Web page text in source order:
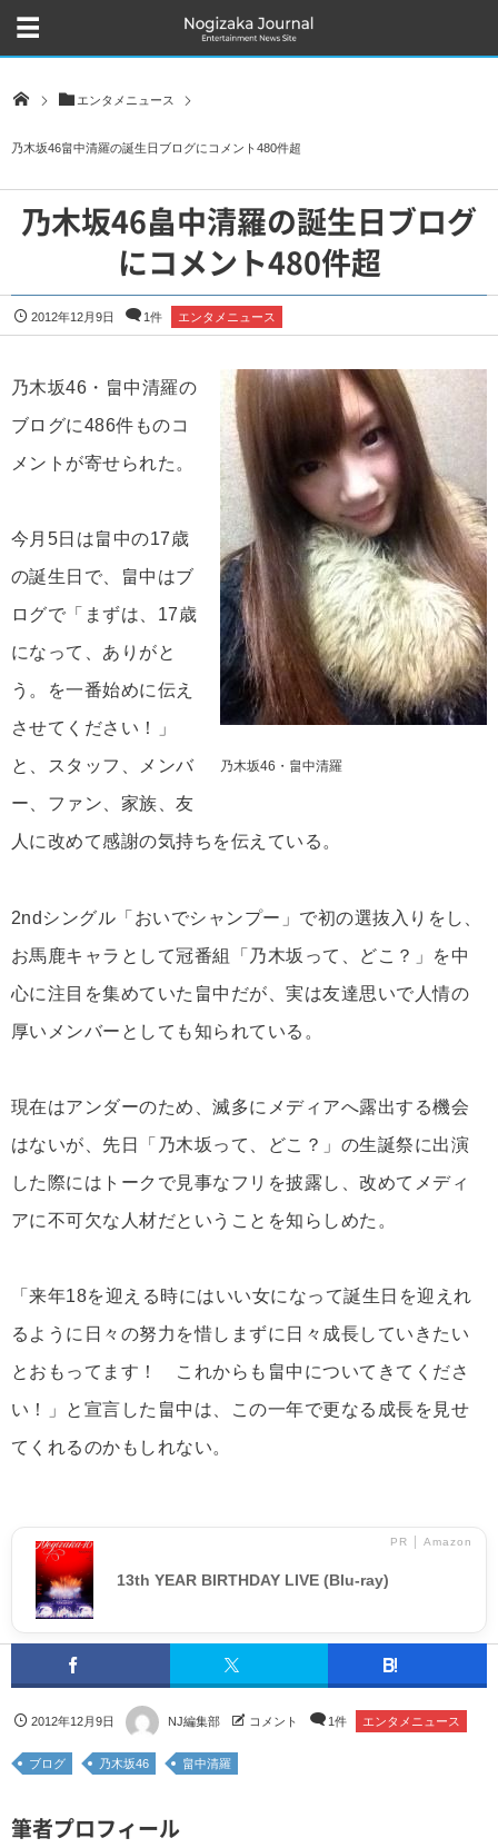
エンタメニュース
乃木坂46畠中清羅の誕生日ブログにコメント480件超
乃木坂46畠中清羅の誕生日ブログ
にコメント480件超
2012年12月9日 1件 エンタメニュース
乃木坂46・畠中清羅
乃木坂46・畠中清羅の
ブログに486件ものコ
メントが寄せられた。
今月5日は畠中の17歳
の誕生日で、畠中はブ
ログで「まずは、17歳
になって、ありがと
う。を一番始めに伝え
させてください！」
と、スタッフ、メンバ
ー、ファン、家族、友
人に改めて感謝の気持ちを伝えている。
2ndシングル「おいでシャンプー」で初の選抜入りをし、
お馬鹿キャラとして冠番組「乃木坂って、どこ？」を中
心に注目を集めていた畠中だが、実は友達思いで人情の
厚いメンバーとしても知られている。
現在はアンダーのため、滅多にメディアへ露出する機会
はないが、先日「乃木坂って、どこ？」の生誕祭に出演
した際にはトークで見事なフリを披露し、改めてメディ
アに不可欠な人材だということを知らしめた。
「来年18を迎える時にはいい女になって誕生日を迎えれ
るように日々の努力を惜しまずに日々成長していきたい
とおもってます！ これからも畠中についてきてくださ
い！」と宣言した畠中は、この一年で更なる成長を見せ
てくれるのかもしれない。
PR │ Amazon
13th YEAR BIRTHDAY LIVE (Blu-ray)
2012年12月9日 NJ編集部 コメント 1件 エンタメニュース
ブログ 乃木坂46 畠中清羅
筆者プロフィール